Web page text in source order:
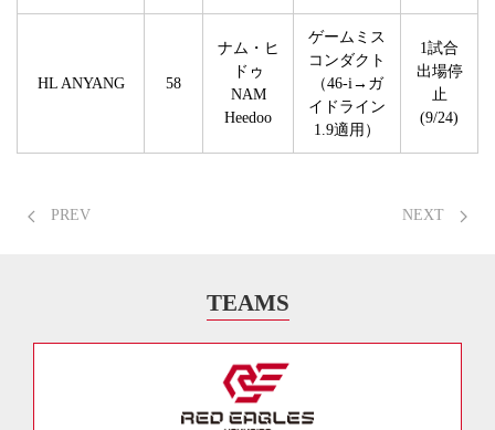
HL ANYANG 58
ナム・ヒ
ドゥ
NAM
Heedoo
ゲームミス
コンダクト
（46-i→ガ
イドライン
1.9適用）
1試合
出場停
止
(9/24)
PREV NEXT
TEAMS